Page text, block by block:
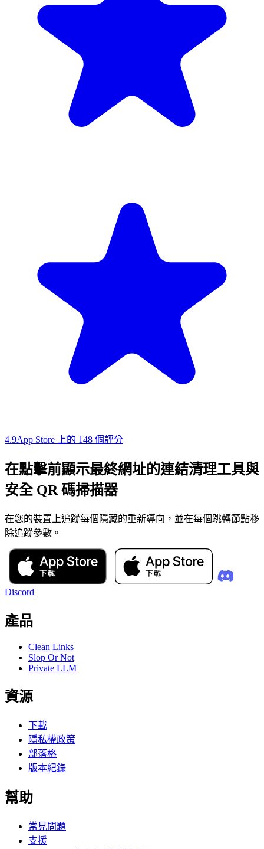
4.9App Store 上的 148 個評分
在點擊前顯示最終網址的連結清理工具與
安全 QR 碼掃描器
在您的裝置上追蹤每個隱藏的重新導向，並在每個跳轉節點移
除追蹤參數。
Discord
產品
Clean Links
Slop Or Not
Private LLM
資源
下載
隱私權政策
部落格
版本紀錄
幫助
常見問題
支援